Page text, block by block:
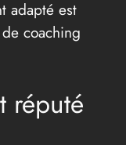
adapté est
coaching
réputé